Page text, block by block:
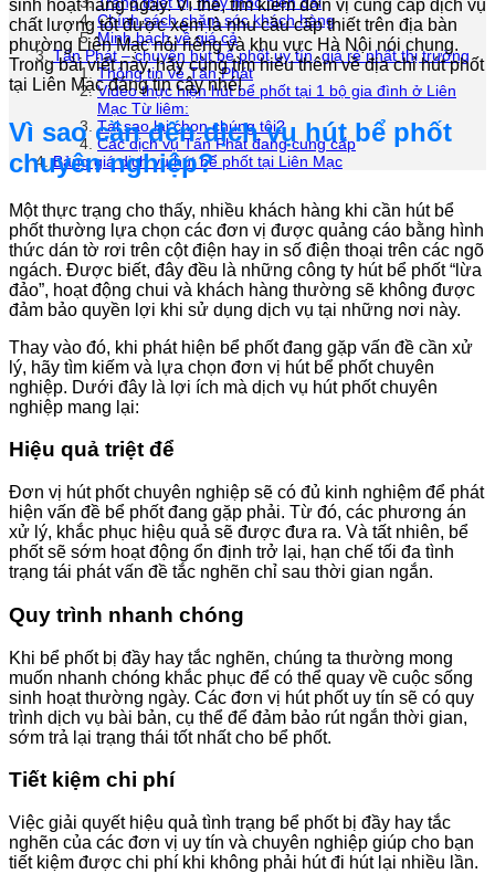
Chính sách chăm sóc khách hàng
Minh bạch về giá cả
Tấn Phát – chuyên hút bể phốt uy tín, giá rẻ nhất thị trường
Thông tin về Tấn Phát
Video thực hiện hút bể phốt tại 1 bộ gia đình ở Liên
Mạc Từ liêm:
Tại sao lại chọn chúng tôi?
Các dịch vụ Tấn Phát đang cung cấp
Bảng giá dịch vụ hút bể phốt tại Liên Mạc
sinh hoạt hàng ngày. Vì thế, tìm kiếm đơn vị cung cấp dịch vụ
chất lượng tốt được xem là nhu cầu cấp thiết trên địa bàn
phường Liên Mạc nói riêng và khu vực Hà Nội nói chung.
Trong bài viết này, hãy cùng tìm hiểu thêm về địa chỉ hút phốt
tại Liên Mạc đáng tin cậy nhé!
Vì sao cần đến dịch vụ hút bể phốt
chuyên nghiệp?
Một thực trạng cho thấy, nhiều khách hàng khi cần hút bể
phốt thường lựa chọn các đơn vị được quảng cáo bằng hình
thức dán tờ rơi trên cột điện hay in số điện thoại trên các ngõ
ngách. Được biết, đây đều là những công ty hút bể phốt “lừa
đảo”, hoạt động chui và khách hàng thường sẽ không được
đảm bảo quyền lợi khi sử dụng dịch vụ tại những nơi này.
Thay vào đó, khi phát hiện bể phốt đang gặp vấn đề cần xử
lý, hãy tìm kiếm và lựa chọn đơn vị hút bể phốt chuyên
nghiệp. Dưới đây là lợi ích mà dịch vụ hút phốt chuyên
nghiệp mang lại:
Hiệu quả triệt để
Đơn vị hút phốt chuyên nghiệp sẽ có đủ kinh nghiệm để phát
hiện vấn đề bể phốt đang gặp phải. Từ đó, các phương án
xử lý, khắc phục hiệu quả sẽ được đưa ra. Và tất nhiên, bể
phốt sẽ sớm hoạt động ổn định trở lại, hạn chế tối đa tình
trạng tái phát vấn đề tắc nghẽn chỉ sau thời gian ngắn.
Quy trình nhanh chóng
Khi bể phốt bị đầy hay tắc nghẽn, chúng ta thường mong
muốn nhanh chóng khắc phục để có thể quay về cuộc sống
sinh hoạt thường ngày. Các đơn vị hút phốt uy tín sẽ có quy
trình dịch vụ bài bản, cụ thể để đảm bảo rút ngắn thời gian,
sớm trả lại trạng thái tốt nhất cho bể phốt.
Tiết kiệm chi phí
Việc giải quyết hiệu quả tình trạng bể phốt bị đầy hay tắc
nghẽn của các đơn vị uy tín và chuyên nghiệp giúp cho bạn
tiết kiệm được chi phí khi không phải hút đi hút lại nhiều lần.